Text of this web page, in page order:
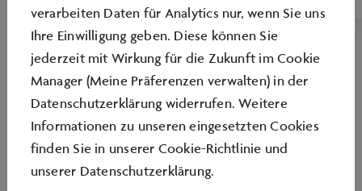
verarbeiten Daten für Analytics nur, wenn Sie uns
Ihre Einwilligung geben. Diese können Sie
jederzeit mit Wirkung für die Zukunft im Cookie
Manager (Meine Präferenzen verwalten) in der
Datenschutzerklärung widerrufen. Weitere
Informationen zu unseren eingesetzten Cookies
finden Sie in unserer Cookie-Richtlinie und
unserer Datenschutzerklärung.